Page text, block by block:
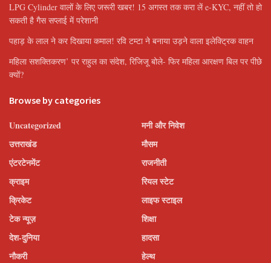
LPG Cylinder वालों के लिए जरूरी खबर! 15 अगस्त तक करा लें e-KYC, नहीं तो हो
सकती है गैस सप्लाई में परेशानी
पहाड़ के लाल ने कर दिखाया कमाल! रवि टम्टा ने बनाया उड़ने वाला इलेक्ट्रिक वाहन
महिला सशक्तिकरण’ पर राहुल का संदेश, रिजिजू बोले- फिर महिला आरक्षण बिल पर पीछे
क्यों?
Browse by categories
Uncategorized
उत्तराखंड
एंटरटेनमेंट
क्राइम
क्रिकेट
टेक न्यूज़
देश-दुनिया
नौकरी
मनी और निवेश
मौसम
राजनीती
रियल स्टेट
लाइफ स्टाइल
शिक्षा
हादसा
हेल्थ